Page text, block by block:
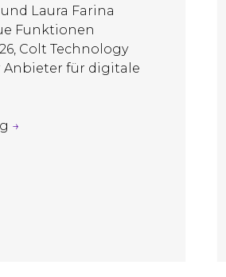
Laura Farina
Funktionen
Colt Technology
Anbieter für digitale
→